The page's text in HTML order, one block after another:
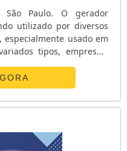
São Paulo. O gerador
utilizado por diversos
usado em
tipos, empresas,
por um gerador de
disponibiliza diversos
para ambientes
fábricas,